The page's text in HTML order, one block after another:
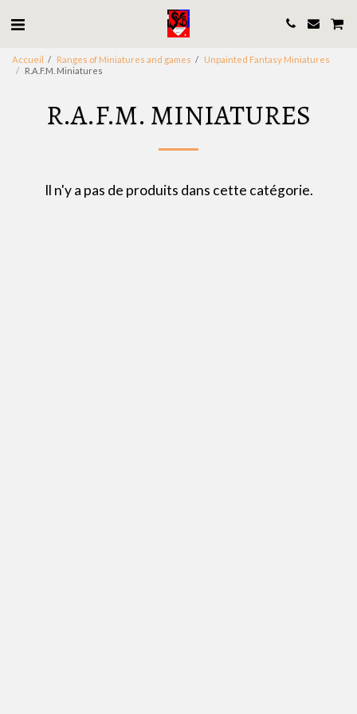
Accueil Ranges of Miniatures and games
Unpainted Fantasy Miniatures
R.A.F.M. Miniatures
R.A.F.M. MINIATURES
Il n'y a pas de produits dans cette catégorie.